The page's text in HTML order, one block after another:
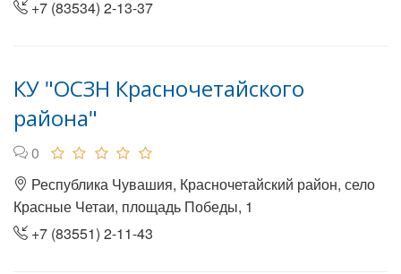
+7 (83534) 2-13-37
КУ "ОСЗН Красночетайского
района"
0
Республика Чувашия, Красночетайский район, село
Красные Четаи, площадь Победы, 1
+7 (83551) 2-11-43